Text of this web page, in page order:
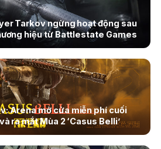
Tarkov ngừng hoạt động sau
hiệu từ Battlestate Games
Arena mở cửa miễn phí cuối
ra mắt Mùa 2 ‘Casus Belli’